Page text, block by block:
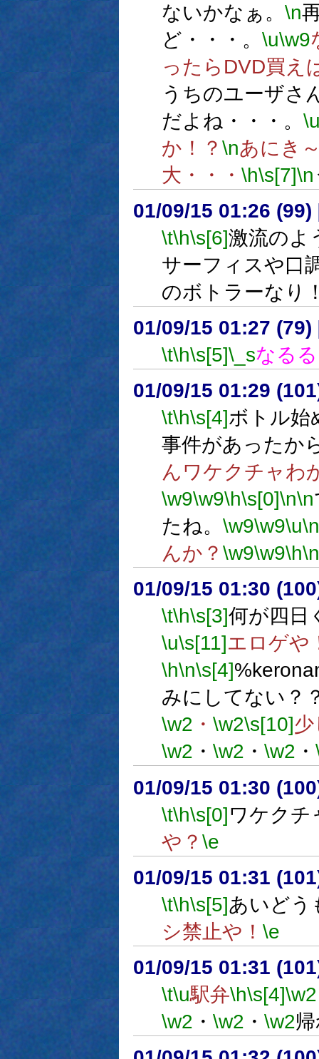
ないかなぁ。 \n
ど・・・。 \u\w9
ったらDVD買え
うちのユーザさ
だよね・・・。
か！？ \nあにき
大・・・ \h\s[7]\n
01/09/15 01:26 (99)
\t\h\s[6]激流のよ
サーフィスや口
のボトラーなり
01/09/15 01:27 (79)
\t\h\s[5]\_sなる
01/09/15 01:29
\t\h\s[4]ボトル始
事件があったか
んワケクチャわ
\w9\w9\h\s[0]\n\n
たね。 \w9\w9\u\n
んか？ \w9\w9\h\n
01/09/15 01:30
\t\h\s[3]何が四日
\u\s[11]エロゲや
\h\n\s[4]
みにしてない？
\w2 ・ \w2\s[10]
\w2 ・ \w2 ・ \w2 ・
01/09/15 01:30
\t\h\s[0]ワケク
や？ \e
01/09/15 01:31
\t\h\s[5]あいどう
シ禁止や！ \e
01/09/15 01:31
\t\u駅弁\h\s[4]\w2
\w2 ・ \w2 ・ \w2